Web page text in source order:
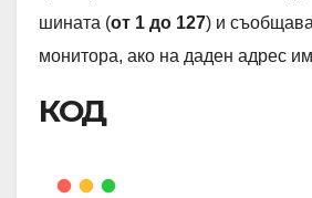
шината (от 1 до 127) и
монитора, ако на даден адрес
КОД